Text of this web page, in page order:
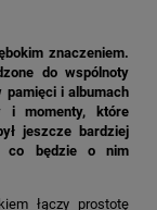
znaczeniem.
do wspólnoty
pamięci i albumach
i momenty, które
jeszcze bardziej
co będzie o nim
łączy prostotę